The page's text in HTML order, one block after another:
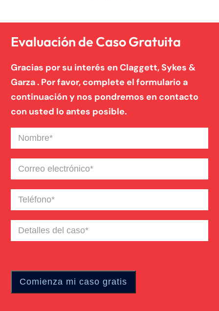
Un blog de derecho de Connecticut
Evaluación de Caso Gratuita
Gracias por su interés en Claggett, Sykes &
Garza . Por favor, complete el formulario a
continuación y nos pondremos en contacto
con usted lo antes posible.
Nombre(Required)
Correo
electrónico(Required)
Teléfono(Required)
Detalles
del